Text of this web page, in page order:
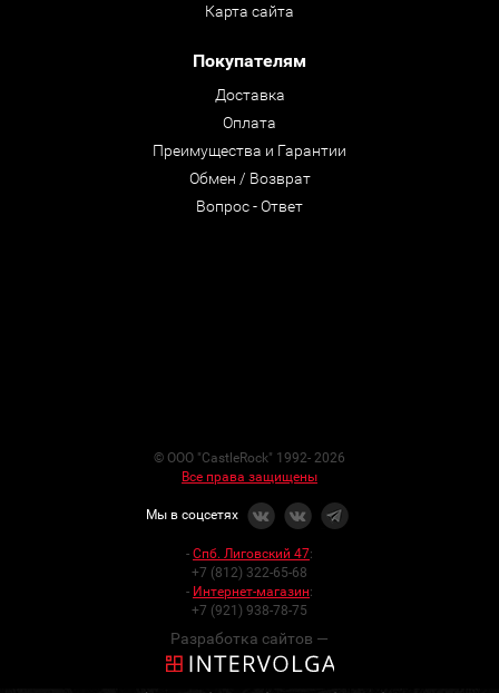
Карта сайта
Покупателям
Доставка
Оплата
Преимущества и Гарантии
Обмен / Возврат
Вопрос - Ответ
© ООО "CastleRock" 1992- 2026
Все права защищены
Мы в соцсетях
- Спб. Лиговский 47:
+7 (812) 322-65-68
- Интернет-магазин:
+7 (921) 938-78-75
Разработка сайтов —